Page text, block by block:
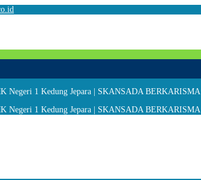
Negeri 1 Kedung Jepara | SKANSADA BERKARISMA
Negeri 1 Kedung Jepara | SKANSADA BERKARISMA